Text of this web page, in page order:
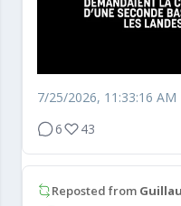
7/25/2026, 11:33:16 AM
6
43
Reposted from